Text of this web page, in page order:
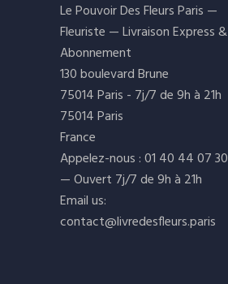
Le Pouvoir Des Fleurs Paris —
Fleuriste — Livraison Express &
Abonnement
130 boulevard Brune
75014 Paris - 7j/7 de 9h à 21h
75014 Paris
France
Appelez-nous :01 40 44 07 30
— Ouvert 7j/7 de 9h à 21h
Email us:
contact@livredesfleurs.paris